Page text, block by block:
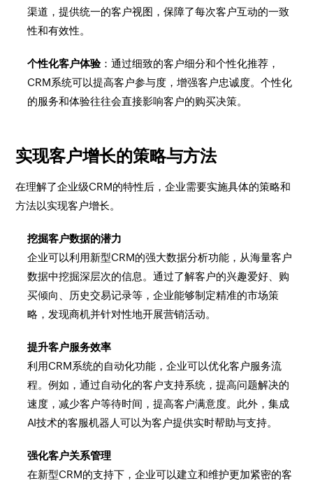
渠道，提供统一的客户视图，保障了每次客户互动的一致
性和有效性。
个性化客户体验：通过细致的客户细分和个性化推荐，
CRM系统可以提高客户参与度，增强客户忠诚度。个性化
的服务和体验往往会直接影响客户的购买决策。
实现客户增长的策略与方法
在理解了企业级CRM的特性后，企业需要实施具体的策略和
方法以实现客户增长。
挖掘客户数据的潜力
企业可以利用新型CRM的强大数据分析功能，从海量客户
数据中挖掘深层次的信息。通过了解客户的兴趣爱好、购
买倾向、历史交易记录等，企业能够制定精准的市场策
略，发现商机并针对性地开展营销活动。
提升客户服务效率
利用CRM系统的自动化功能，企业可以优化客户服务流
程。例如，通过自动化的客户支持系统，提高问题解决的
速度，减少客户等待时间，提高客户满意度。此外，集成
AI技术的客服机器人可以为客户提供实时帮助与支持。
强化客户关系管理
在新型CRM的支持下，企业可以建立和维护更加紧密的客